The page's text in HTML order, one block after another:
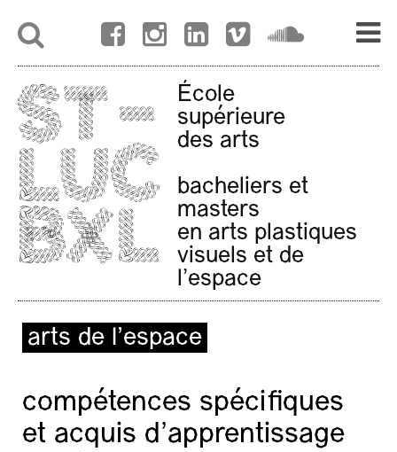
École
supérieure
des arts
bacheliers et
masters
en arts plastiques
visuels et de
l'espace
arts de l’espace
compétences spécifiques
et acquis d’apprentissage